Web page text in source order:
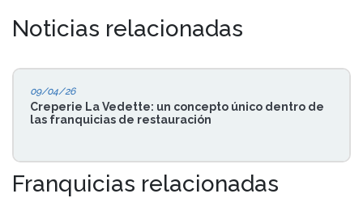
Noticias relacionadas
09/04/26
Creperie La Vedette: un concepto único dentro de
las franquicias de restauración
Franquicias relacionadas